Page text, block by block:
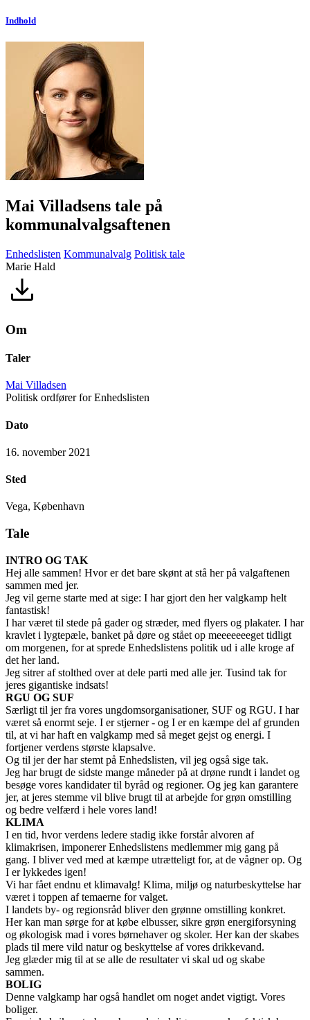
Indhold
Mai Villadsens tale på
kommunalvalgsaftenen
Enhedslisten Kommunalvalg Politisk tale
Marie Hald
Om
Taler
Mai Villadsen
Politisk ordfører for Enhedslisten
Dato
16. november 2021
Sted
Vega, København
Tale
INTRO OG TAK
Hej alle sammen! Hvor er det bare skønt at stå her på valgaftenen
sammen med jer.
Jeg vil gerne starte med at sige: I har gjort den her valgkamp helt
fantastisk!
I har været til stede på gader og stræder, med flyers og plakater. I har
kravlet i lygtepæle, banket på døre og stået op meeeeeeeget tidligt
om morgenen, for at sprede Enhedslistens politik ud i alle kroge af
det her land.
Jeg sitrer af stolthed over at dele parti med alle jer. Tusind tak for
jeres gigantiske indsats!
RGU OG SUF
Særligt til jer fra vores ungdomsorganisationer, SUF og RGU. I har
været så enormt seje. I er stjerner - og I er en kæmpe del af grunden
til, at vi har haft en valgkamp med så meget gejst og energi. I
fortjener verdens største klapsalve.
Og til jer der har stemt på Enhedslisten, vil jeg også sige tak.
Jeg har brugt de sidste mange måneder på at drøne rundt i landet og
besøge vores kandidater til byråd og regioner. Og jeg kan garantere
jer, at jeres stemme vil blive brugt til at arbejde for grøn omstilling
og bedre velfærd i hele vores land!
KLIMA
I en tid, hvor verdens ledere stadig ikke forstår alvoren af
klimakrisen, imponerer Enhedslistens medlemmer mig gang på
gang. I bliver ved med at kæmpe utrætteligt for, at de vågner op. Og
I er lykkedes igen!
Vi har fået endnu et klimavalg! Klima, miljø og naturbeskyttelse har
været i toppen af temaerne for valget.
I landets by- og regionsråd bliver den grønne omstilling konkret.
Her kan man sørge for at købe elbusser, sikre grøn energiforsyning
og økologisk mad i vores børnehaver og skoler. Her kan der skabes
plads til mere vild natur og beskyttelse af vores drikkevand.
Jeg glæder mig til at se alle de resultater vi skal ud og skabe
sammen.
BOLIG
Denne valgkamp har også handlet om noget andet vigtigt. Vores
boliger.